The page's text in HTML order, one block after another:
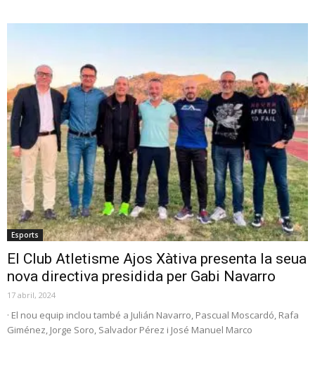
Esports
El Club Atletisme Ajos Xàtiva presenta la seua
nova directiva presidida per Gabi Navarro
17 abril, 2024
· El nou equip inclou també a Julián Navarro, Pascual Moscardó, Rafa
Giménez, Jorge Soro, Salvador Pérez i José Manuel Marco